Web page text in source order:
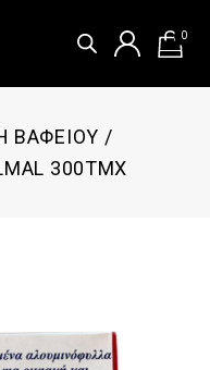
0
ΒΑΦΕΙΟΥ /
300ΤΜΧ